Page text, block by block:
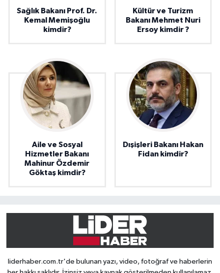
Sağlık Bakanı Prof. Dr.
Kemal Memişoğlu
kimdir?
Kültür ve Turizm
Bakanı Mehmet Nuri
Ersoy kimdir ?
Aile ve Sosyal
Hizmetler Bakanı
Mahinur Özdemir
Göktaş kimdir?
Dışişleri Bakanı Hakan
Fidan kimdir?
liderhaber.com.tr'de bulunan yazı, video, fotoğraf ve haberlerin